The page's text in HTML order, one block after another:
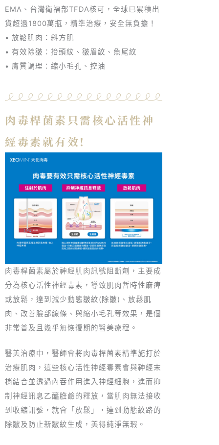
EMA、台灣衛福部TFDA核可，全球已累積出
貨超過1800萬瓶，精準治療，安全無負擔！
• 放鬆肌肉：斜方肌
• 有效除皺：抬頭紋、皺眉紋、魚尾紋
• 膚質調理：縮小毛孔、控油
肉毒桿菌素只需核心活性神
經毒素就有效!
肉毒桿菌素屬於神經肌肉訊號阻斷劑，主要成
分為核心活性神經毒素，導致肌肉暫時性麻痺
或放鬆，達到減少動態皺紋(除皺)、放鬆肌
肉、改善臉部線條、與縮小毛孔等效果，是個
非常普及且幾乎無恢復期的醫美療程。
醫美治療中，醫師會將肉毒桿菌素精準施打於
治療肌肉，這些核心活性神經毒素會與神經末
梢結合並透過內吞作用進入神經細胞，進而抑
制神經訊息乙醯膽鹼的釋放，當肌肉無法接收
到收縮訊號，就會「放鬆」，達到動態紋路的
除皺及防止新皺紋生成，美得純淨無瑕。